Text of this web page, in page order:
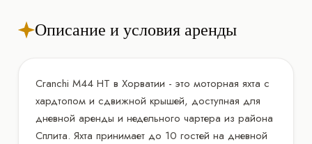
Описание и условия аренды
Cranchi M44 HT в Хорватии - это моторная яхта с
хардтопом и сдвижной крышей, доступная для
дневной аренды и недельного чартера из района
Сплита. Яхта принимает до 10 гостей на дневной